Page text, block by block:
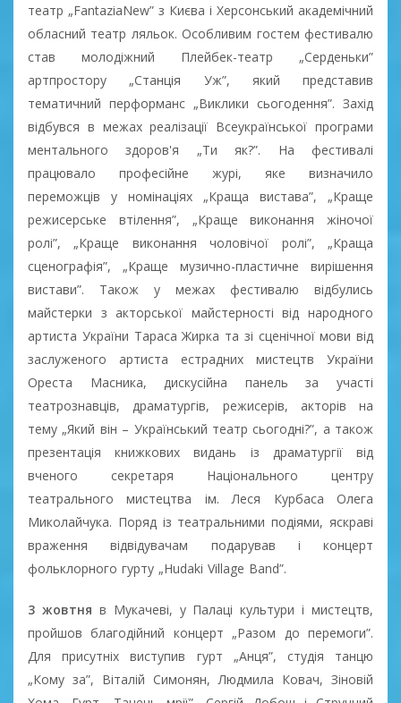
театр „FantaziaNew” з Києва і Херсонський академічний
обласний театр ляльок. Особливим гостем фестивалю
став молодіжний Плейбек-театр „Серденьки”
артпростору „Станція Уж”, який представив
тематичний перформанс „Виклики сьогодення”. Захід
відбувся в межах реалізації Всеукраїнської програми
ментального здоров'я „Ти як?”. На фестивалі
працювало професійне журі, яке визначило
переможців у номінаціях „Краща вистава”, „Краще
режисерське втілення”, „Краще виконання жіночої
ролі”, „Краще виконання чоловічої ролі”, „Краща
сценографія”, „Краще музично-пластичне вирішення
вистави”. Також у межах фестивалю відбулись
майстерки з акторської майстерності від народного
артиста України Тараса Жирка та зі сценічної мови від
заслуженого артиста естрадних мистецтв України
Ореста Масника, дискусійна панель за участі
театрознавців, драматургів, режисерів, акторів на
тему „Який він – Український театр сьогодні?”, а також
презентація книжкових видань із драматургії від
вченого секретаря Національного центру
театрального мистецтва ім. Леся Курбаса Олега
Миколайчука. Поряд із театральними подіями, яскраві
враження відвідувачам подарував і концерт
фольклорного гурту „Hudaki Village Band”.
3 жовтня в Мукачеві, у Палаці культури і мистецтв,
пройшов благодійний концерт „Разом до перемоги”.
Для присутніх виступив гурт „Анця”, студія танцю
„Кому за”, Віталій Симонян, Людмила Ковач, Зіновій